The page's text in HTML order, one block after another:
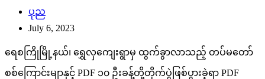
ပုည
July 6, 2023
ရေစကြိုမြို့နယ်၊ ရွှေလှကျေးရွာမှ ထွက်ခွာလာသည့် တပ်မတော်
စစ်ကြောင်းမျာနှင့် PDF ၁၀ ဦးခန့်တို့တိုက်ပွဲဖြစ်ပွားခဲ့ရာ PDF